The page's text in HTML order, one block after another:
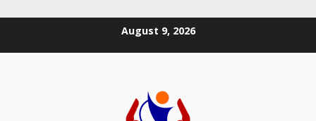
August 9, 2026